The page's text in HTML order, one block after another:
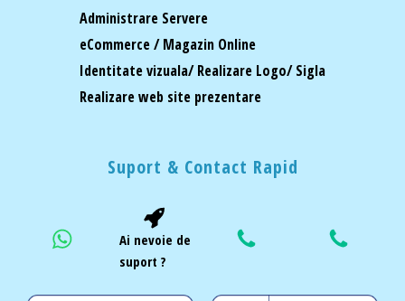
Administrare Servere
eCommerce / Magazin Online
Identitate vizuala/ Realizare Logo/ Sigla
Realizare web site prezentare
Suport & Contact Rapid
Ai nevoie de
suport ?